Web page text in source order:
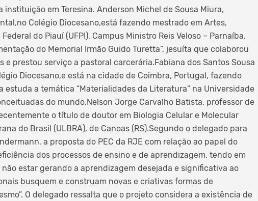
instituição em Teresina. Anderson Michel de Sousa Miura,
Colégio Diocesano,está fazendo mestrado em Artes,
do Piauí (UFPI), Campus Ministro Reis Veloso – Parnaíba.
do Memorial Irmão Guido Turetta”, jesuíta que colaborou
e prestou serviço a pastoral carcerária.Fabiana dos Santos Sousa
Diocesano,e está na cidade de Coimbra, Portugal, fazendo
estuda a temática “Materialidades da Literatura” na Universidade
do mundo.Nelson Jorge Carvalho Batista, professor de
o título de doutor em Biologia Celular e Molecular
do Brasil (ULBRA), de Canoas (RS).Segundo o delegado para
a proposta do PEC da RJE com relação ao papel do
dos processos de ensino e de aprendizagem, tendo em
estar gerando a aprendizagem desejada e significativa ao
busquem e construam novas e criativas formas de
O delegado ressalta que o projeto considera a existência de